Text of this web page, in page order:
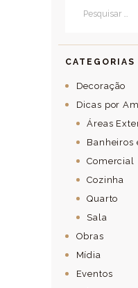
CATEGORIAS
Decoração
Dicas por
Áreas
Banheiros
Comercial
Cozinha
Quarto
Sala
Obras
Mídia
Eventos